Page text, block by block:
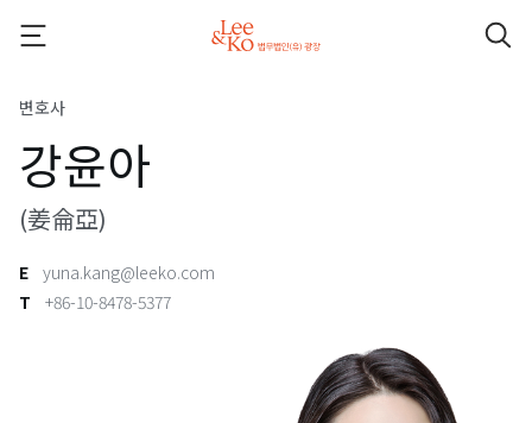
변호사
강윤아
(姜侖亞)
E yuna.kang@leeko.com
T
+86-10-8478-5377